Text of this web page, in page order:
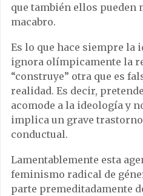
que también ellos pueden
macabro.
Es lo que hace siempre la
ignora olímpicamente la
“construye” otra que es
realidad. Es decir,
acomode a la ideología y
implica un grave
conductual.
Lamentablemente esta
feminismo radical de
parte premeditadamente